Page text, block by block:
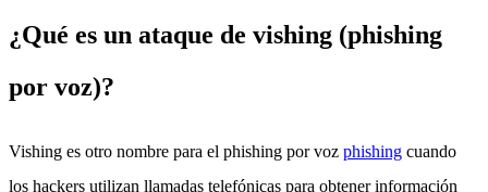
¿Qué es un ataque de vishing (phishing
por voz)?
Vishing es otro nombre para el phishing por voz phishing cuando
los hackers utilizan llamadas telefónicas para obtener información